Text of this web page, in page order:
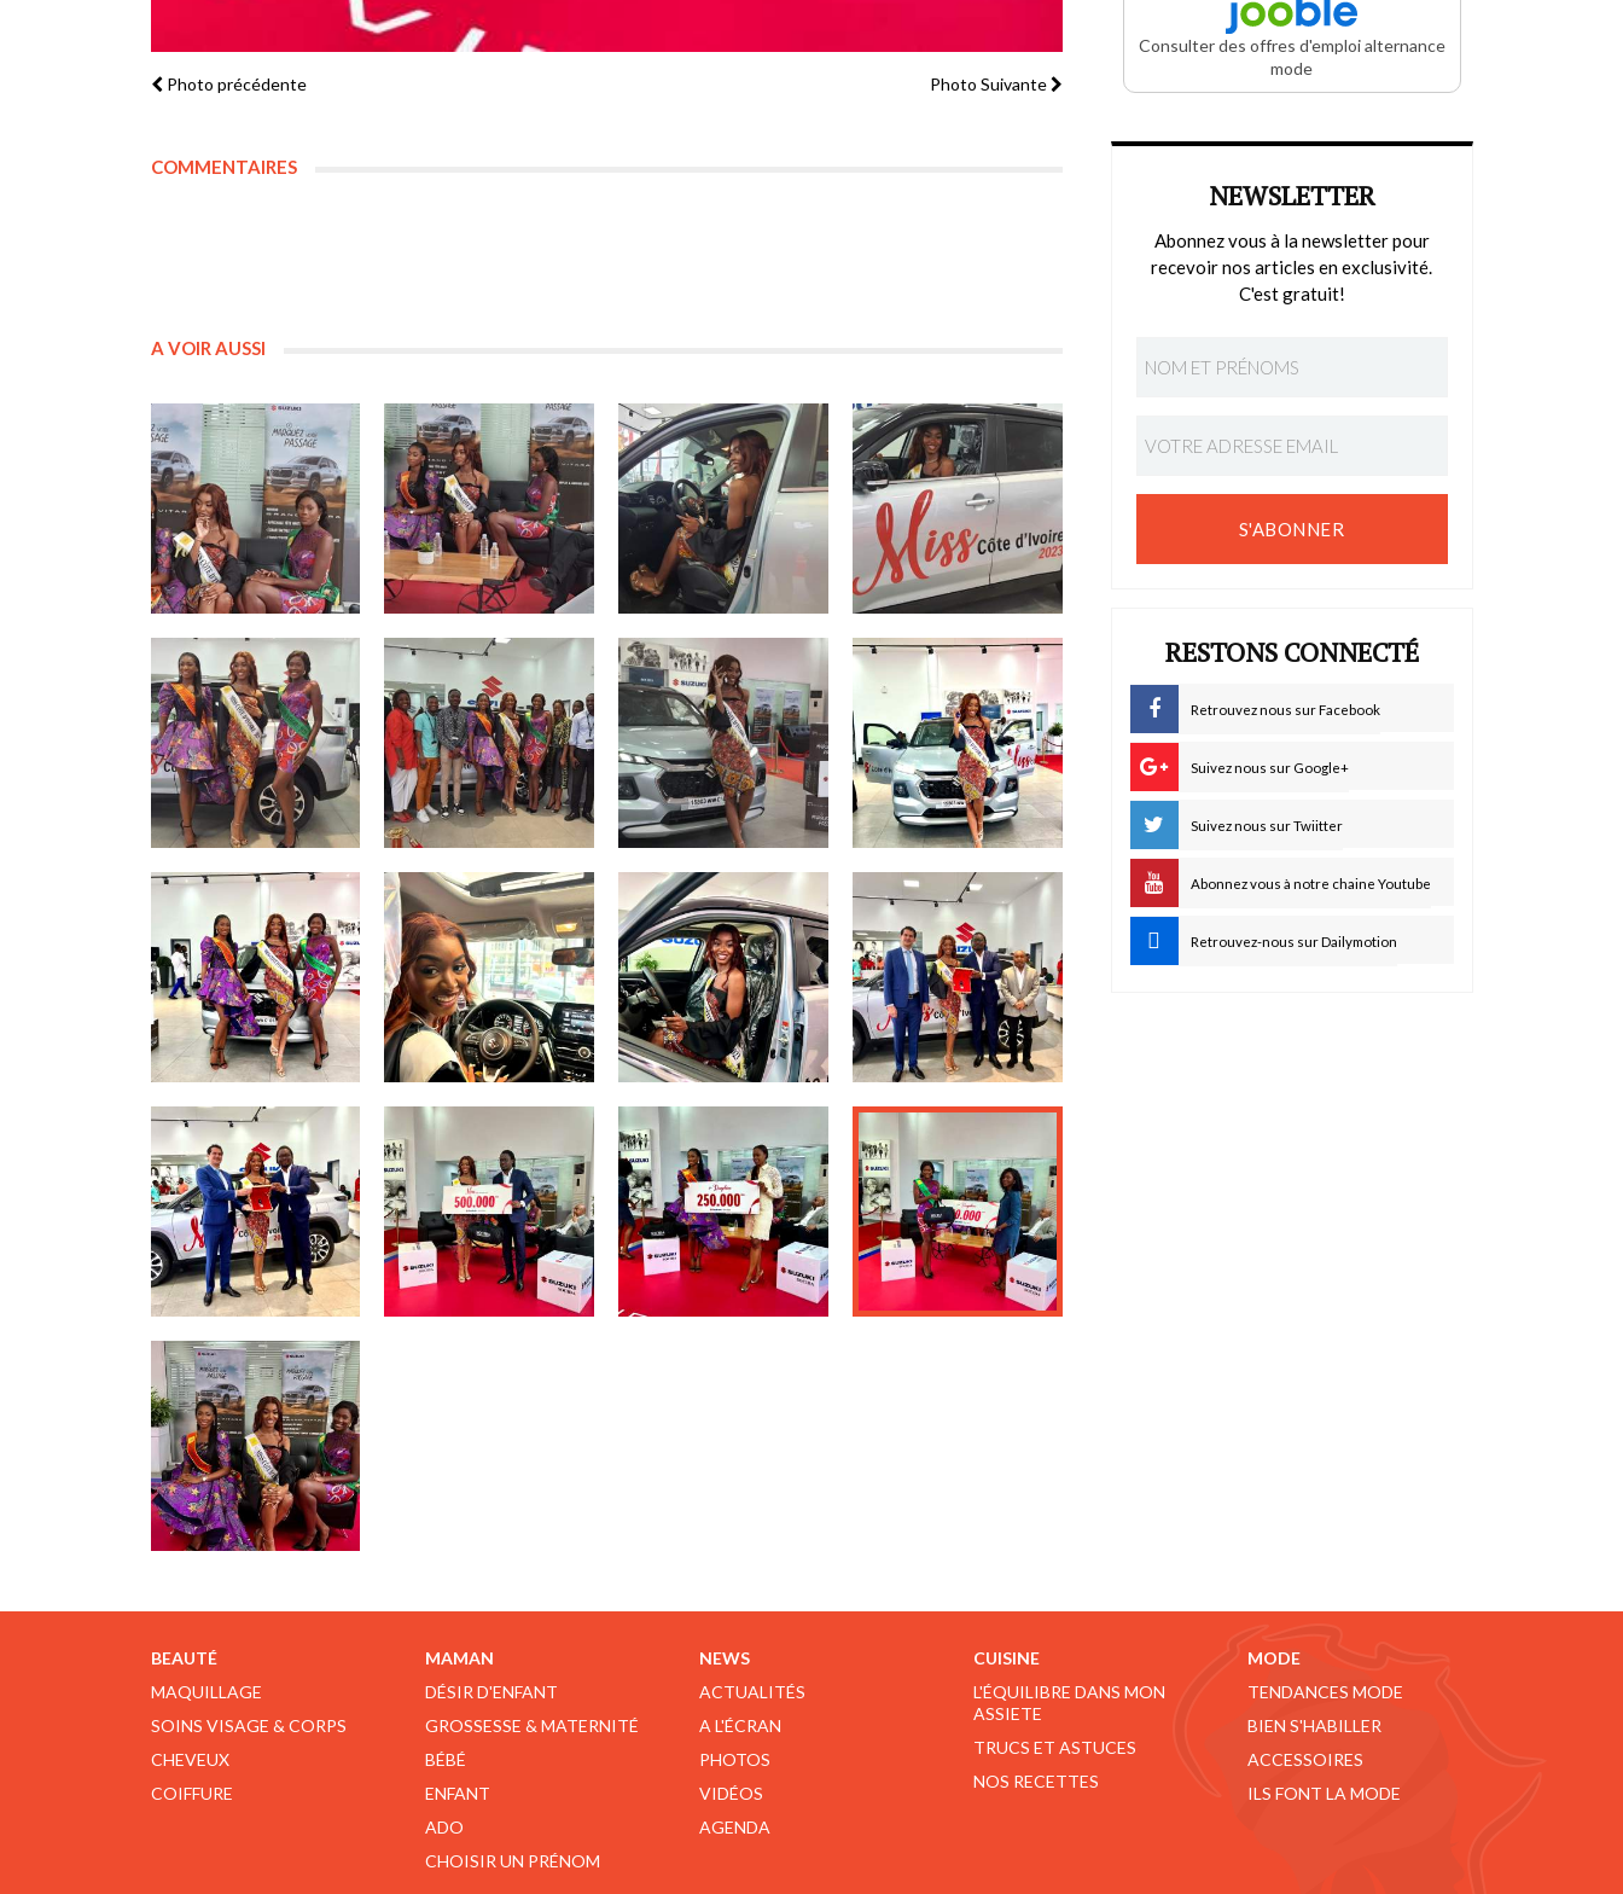
Photo précédente Photo Suivante
COMMENTAIRES
A VOIR AUSSI
Consulter des offres d'emploi alternance
mode
NEWSLETTER
Abonnez vous à la newsletter pour
recevoir nos articles en exclusivité.
C'est gratuit!
S'ABONNER
RESTONS CONNECTÉ
Retrouvez nous sur Facebook
Suivez nous sur Google+
Suivez nous sur Twiitter
Abonnez vous à notre chaine Youtube
Retrouvez-nous sur Dailymotion
BEAUTÉ
MAQUILLAGE
SOINS VISAGE & CORPS
CHEVEUX
COIFFURE
MAMAN
DÉSIR D'ENFANT
GROSSESSE & MATERNITÉ
BÉBÉ
ENFANT
ADO
CHOISIR UN PRÉNOM
NEWS
ACTUALITÉS
A L'ÉCRAN
PHOTOS
VIDÉOS
AGENDA
CUISINE
L'ÉQUILIBRE DANS MON
ASSIETE
TRUCS ET ASTUCES
NOS RECETTES
MODE
TENDANCES MODE
BIEN S'HABILLER
ACCESSOIRES
ILS FONT LA MODE